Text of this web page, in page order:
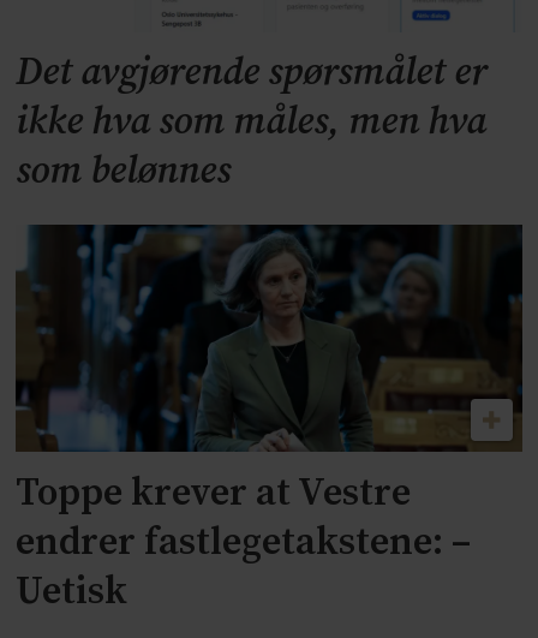
Det avgjørende spørsmålet er
ikke hva som måles, men hva
som belønnes
Toppe krever at Vestre
endrer fastlegetakstene: –
Uetisk